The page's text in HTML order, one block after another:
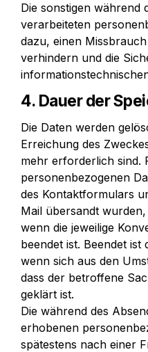
Die sonstigen während
verarbeiteten
dazu, einen
verhindern und die
4. Dauer der
Die Daten werden
Erreichung des
mehr erforderlich sind.
personenbezogenen
des Kontaktformulars
Mail übersandt
wenn die jeweilige
beendet ist. Beendet ist
wenn sich aus den
dass der betroffene
geklärt ist.
Die während des
erhobenen
spätestens nach einer